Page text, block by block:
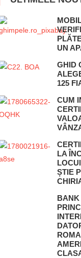
UN
GHID
125
CUM
LA
ȘTIE
BANK